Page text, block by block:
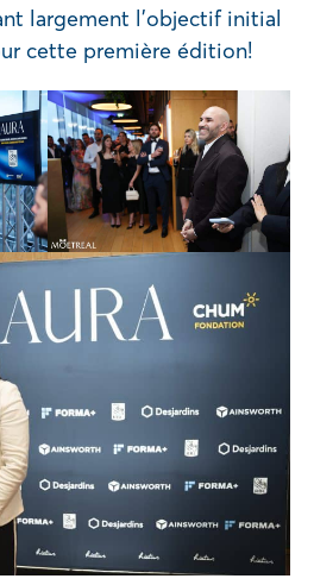
largement l’objectif initial
cette première édition!